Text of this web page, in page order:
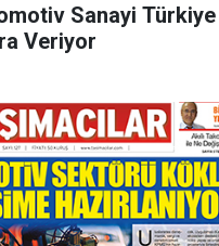
Sanayi Türkiye
Veriyor